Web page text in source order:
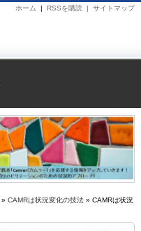
サイトマップ
RSSを購読 |
ホーム |
» CAMRは状況変化の技法 » CAMRは状況